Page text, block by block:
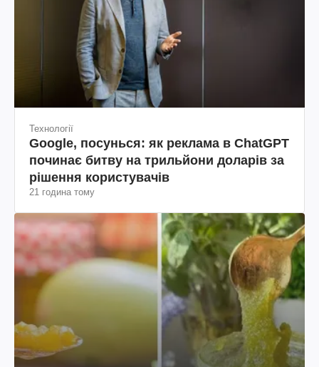
Технології
Google, посунься: як реклама в ChatGPT
починає битву на трильйони доларів за
рішення користувачів
21 година тому